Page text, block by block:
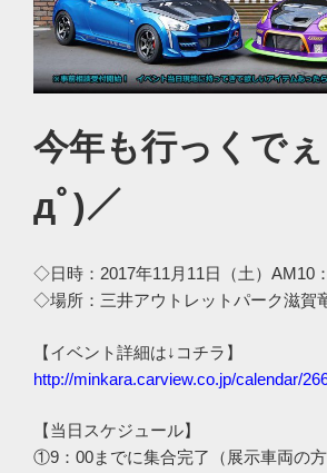
今年も行っくで
дﾟ)／
◇日時：2017年11月11日（土）AM10
◇場所：三井アウトレットパーク滋賀
【イベント詳細は↓コチラ】
http://minkara.carview.co.jp/calendar/
【当日スケジュール】
①9：00までに集合完了（展示車両の方